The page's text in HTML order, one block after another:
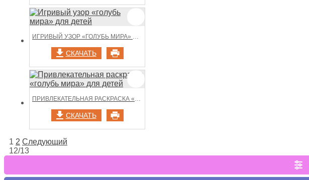
ИГРИВЫЙ УЗОР «ГОЛУБЬ МИРА» ДЛЯ ДЕТЕЙ
СКАЧАТЬ
ПРИВЛЕКАТЕЛЬНАЯ РАСКРАСКА «ГОЛУБЬ МИРА» ДЛЯ ДЕТЕЙ
СКАЧАТЬ
НАВИГАЦИЯ
ПО
ЗАПИСЯМ
1 2 Следующий
12/13